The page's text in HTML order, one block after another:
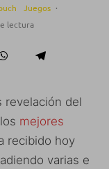
Juegos ·
lectura
revelación del
mejores
recibido hoy
varias e